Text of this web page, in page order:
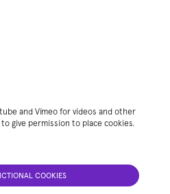
and Vimeo for videos and other
to give permission to place cookies.
COOKIES